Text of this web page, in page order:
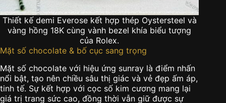
Thiết kế demi Everose kết hợp thép Oystersteel và
vàng hồng 18K cùng vành bezel khía biểu tượng
của Rolex.
Mặt số chocolate & bố cục sang trọng
Mặt số chocolate với hiệu ứng sunray là điểm nhấn
nổi bật, tạo nên chiều sâu thị giác và vẻ đẹp ấm áp,
tinh tế. Sự kết hợp với cọc số kim cương mang lại
giá trị trang sức cao, đồng thời vẫn giữ được sự